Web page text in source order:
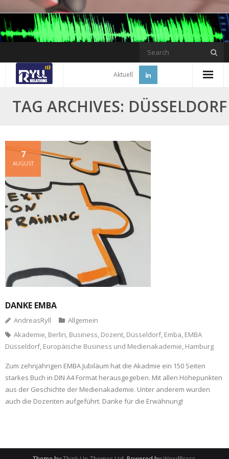
Skip
to
content
Aktuell
TAG ARCHIVES: DÜSSELDORF
DANKE EMBA
7
AUGUST
AndreasRyll
Allgemein
Akademie, Berlin, Business, Dozent, Düsseldorf, Emba, EMBA
Düsseldorf, Europäische Business und Medienakademie, Hamburg
Zum zehnjährigen EMBA Jubiläum hat die Akadmie ein 150 Seiten
starkes Buch in DIN A4 Format herausgegeben. Mit allen Höhepunkten
aus der Geschichte der Medienakademie. Unter anderem wurden
auch die Dozenten aufgeführt. Danke für die Erwähnung!